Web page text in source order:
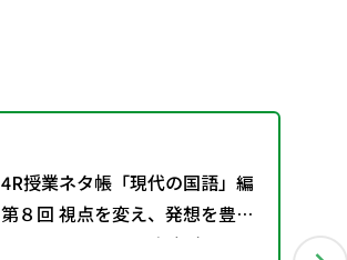
4R授業ネタ帳「現代の国語」編
第８回 視点を変え、発想を豊か
にするトレーニング（１）